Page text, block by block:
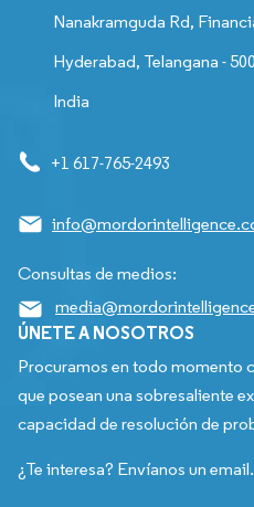
Nanakramguda Rd,
Hyderabad, Telangana -
India
+1 617-765-2493
Consultas de medios:
ÚNETE A NOSOTROS
Procuramos en todo momento
que posean una sobresaliente
capacidad de resolución de
¿Te interesa? Envíanos un email.